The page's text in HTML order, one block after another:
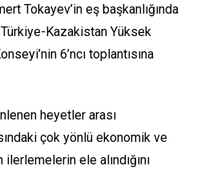
Tokayev’in eş başkanlığında
Kazakistan Yüksek
6’ncı toplantısına
heyetler arası
çok yönlü ekonomik ve
ele alındığını